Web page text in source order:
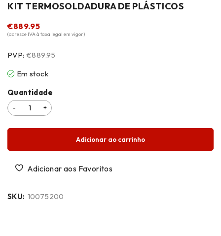
KIT TERMOSOLDADURA DE PLÁSTICOS
€889.95
(acresce IVA à taxa legal em vigor)
PVP: €889.95
Em stock
Quantidade
Adicionar ao carrinho
SKU: 10075200